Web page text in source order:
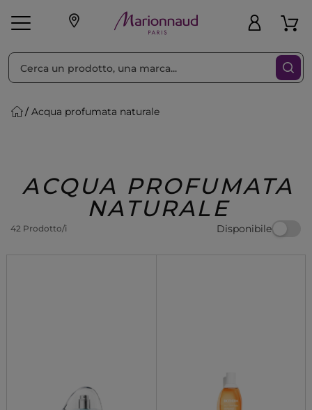
Make-up Profumi
Regalo
Acqua profumata naturale
ACQUA PROFUMATA
NATURALE
42 Prodotto/i Disponibile
Ordina per Filtra